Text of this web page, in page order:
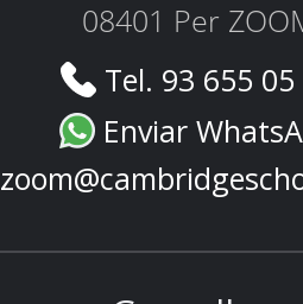
08401 Per
Tel. 93 655
Enviar